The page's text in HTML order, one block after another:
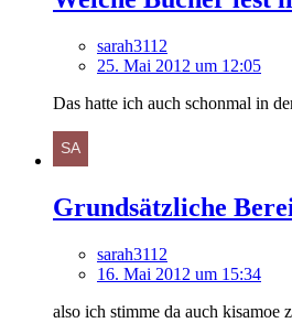
sarah3112
25. Mai 2012 um 12:05
Das hatte ich auch schonmal in
Grundsätzliche
sarah3112
16. Mai 2012 um 15:34
also ich stimme da auch kisamoe